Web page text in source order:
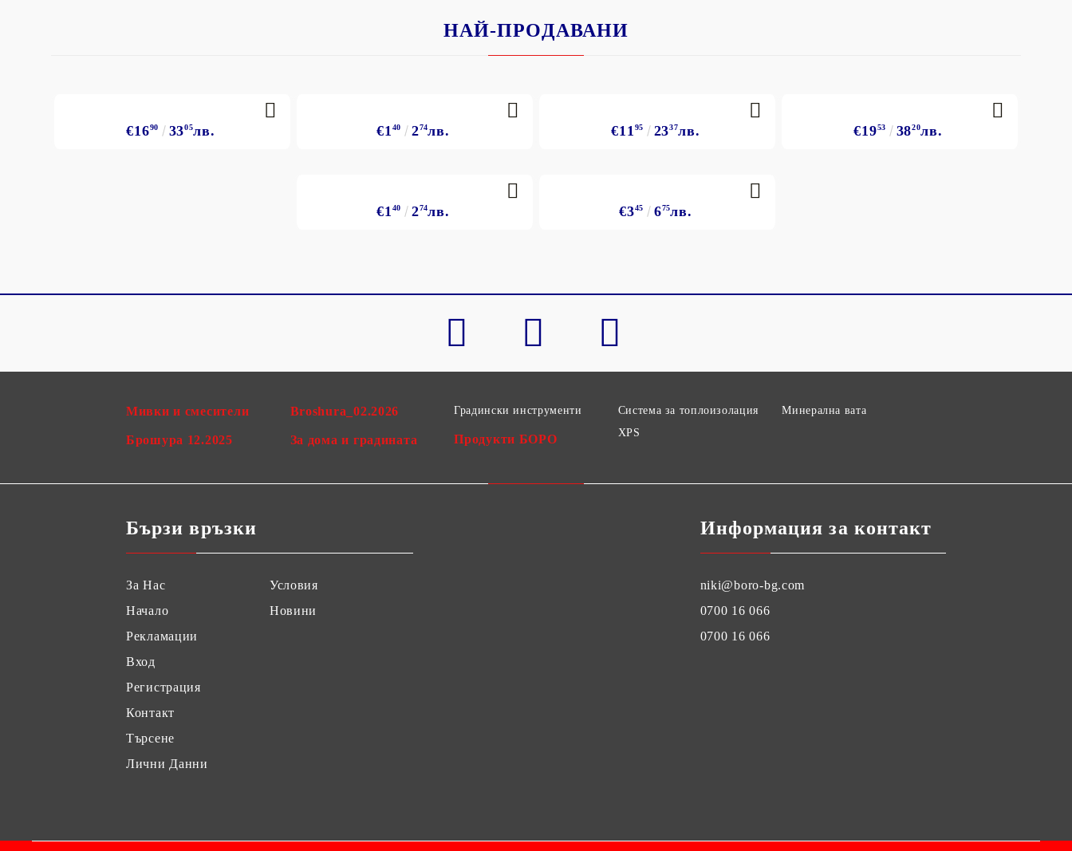
НАЙ-ПРОДАВАНИ
€1690 3305лв. €1 40 274лв. €11 95 2337лв. €1953 3820лв.
€1 40 274лв. €345 675лв.
Мивки и смесители
Брошура 12.2025
Broshura_02.2026
За дома и градината
Градински инструменти
Продукти БОРО
Система за топлоизолация
XPS
Минерална вата
Бързи връзки
За Нас
Начало
Рекламации
Вход
Регистрация
Контакт
Търсене
Лични Данни
Условия
Новини
Информация за контакт
niki@boro-bg.com
0700 16 066
0700 16 066